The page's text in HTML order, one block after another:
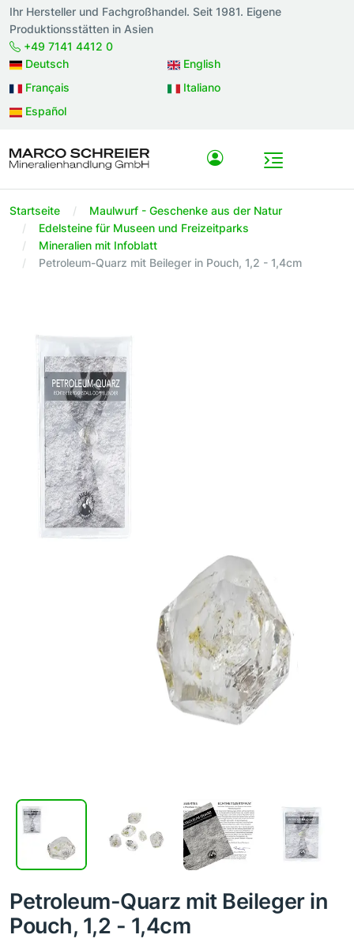
Ihr Hersteller und Fachgroßhandel. Seit 1981. Eigene
Produktionsstätten in Asien
+49 7141 4412 0
Deutsch
English
Français
Italiano
Español
Startseite
Maulwurf - Geschenke aus der Natur
Edelsteine für Museen und Freizeitparks
Mineralien mit Infoblatt
Petroleum-Quarz mit Beileger in Pouch, 1,2 - 1,4cm
Petroleum-Quarz mit Beileger in
Pouch, 1,2 - 1,4cm